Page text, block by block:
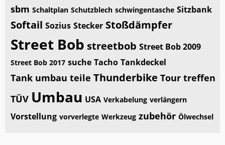
sbm Schaltplan Schutzblech schwingentasche Sitzbank
Softail Sozius Stecker Stoßdämpfer
Street Bob streetbob Street Bob 2009
Street Bob 2017 suche Tacho Tankdeckel
Tank umbau teile Thunderbike Tour treffen
TÜV Umbau USA Verkabelung verlängern
Vorstellung vorverlegte Werkzeug zubehör Ölwechsel